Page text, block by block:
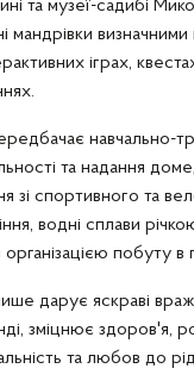
та музеї-садибі
мандрівки визначними
іграх,
навчально-
та надання
зі спортивного та
водні сплави
організацією побуту
дарує яскраві
зміцнює здоров'я,
та любов до